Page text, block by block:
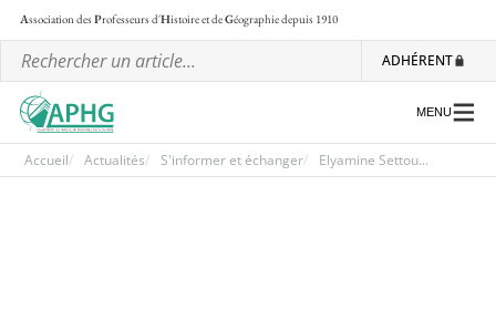
Association desProfesseurs d'Histoire et deGéographiedepuis 1910
ADHÉRENT
MENU
Accueil Actualités S'informer et échanger Elyamine Settou...